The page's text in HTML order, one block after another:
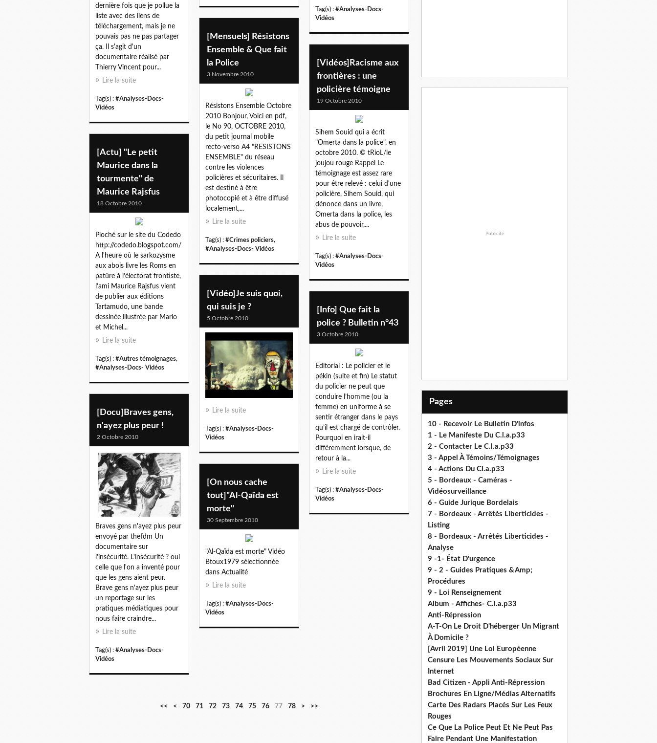
dernière fois que je pollue la
liste avec des liens de
téléchargement, mais je ne
pouvais pas ne pas partager
ça. Il s'agit d'un
documentaire réalisé par
Thierry Vincent pour...
Lire la suite
Tag(s) : #Analyses-Docs-
Vidéos
Tag(s) : #Analyses-Docs-
Vidéos
[Mensuels] Résistons
Ensemble & Que fait
la Police
3 Novembre 2010
Résistons Ensemble Octobre
2010 Bonjour, Voici en pdf,
le No 90, OCTOBRE 2010,
du petit journal mobile
recto-verso A4 "RESISTONS
ENSEMBLE" du réseau
contre les violences
policières et sécuritaires. Il
est destiné à être
photocopié et à être diffusé
localement,...
Lire la suite
Tag(s) : #Crimes policiers,
#Analyses-Docs- Vidéos
[Vidéos]Racisme aux
frontières : une
policière témoigne
19 Octobre 2010
Sihem Souid qui a écrit
"Omerta dans la police", en
octobre 2010. © tRioL/le
joujou rouge Rappel Le
témoignage est assez rare
pour être relevé : celui d'une
policière, Sihem Souid, qui
dénonce dans un livre,
Omerta dans la police, les
abus de pouvoir,...
Lire la suite
Tag(s) : #Analyses-Docs-
Vidéos
[Actu] "Le petit
Maurice dans la
tourmente" de
Maurice Rajsfus
18 Octobre 2010
Pioché sur le site du Codedo
http://codedo.blogspot.com/
A l'heure où le sarkozysme
aux abois livre les Roms en
patûre à l’électorat frontiste,
l’ami Maurice Rajsfus vient
de publier aux éditions
Tartamudo, une bande
dessinée illustrée par Mario
et Michel...
Lire la suite
Tag(s) : #Autres témoignages,
#Analyses-Docs- Vidéos
[Vidéo]Je suis quoi,
qui suis je ?
5 Octobre 2010
Lire la suite
Tag(s) : #Analyses-Docs-
Vidéos
[Info] Que fait la
police ? Bulletin n°43
3 Octobre 2010
Editorial : Le policier et le
pékin (suite et fin) Le statut
du policier ne peut que
conduire l’homme (ou la
femme) en uniforme à se
sentir étranger dans le pays
qu’il est chargé de contrôler.
Pourquoi en irait-il
différemment lorsque, de
retour à la...
Lire la suite
Tag(s) : #Analyses-Docs-
Vidéos
[Docu]Braves gens,
n'ayez plus peur !
2 Octobre 2010
Braves gens n'ayez plus peur
envoyé par thefdm Un
documentaire sur
l'insécurité. L'insécurité ? oui
celle que l'on a inventé pour
que les gens aient peur.
Brave gens n'ayez plus peur
un reportage sur les
pratiques médiatiques pour
nous faire craindre...
Lire la suite
Tag(s) : #Analyses-Docs-
Vidéos
[On nous cache
tout]"Al-Qaïda est
morte"
30 Septembre 2010
"Al-Qaïda est morte" Vidéo
Btoux1979 sélectionnée
dans Actualité
Lire la suite
Tag(s) : #Analyses-Docs-
Vidéos
<< <
1
2
3
4
5
6
70 71 72 73 74 75 76 77 78 > >>
Publicité
Pages
10 - Recevoir Le Bulletin D'infos
1 - Le Manifeste Du C.l.a.p33
2 - Contacter Le C.l.a.p33
3 - Appel À Témoins/Témoignages
4 - Actions Du Cl.a.p33
5 - Bordeaux - Caméras -
Vidéosurveillance
6 - Guide Jurique Bordelais
7 - Bordeaux - Arrêtés Liberticides -
Listing
8 - Bordeaux - Arrêtés Liberticides -
Analyse
9 -1- État D'urgence
9 - 2 - Guides Pratiques &Amp;
Procédures
9 - Loi Renseignement
Album - Affiches- C.l.a.p33
Anti-Répression
A-T-On Le Droit D'héberger Un Migrant
À Domicile ?
[Avril 2019] Une Loi Européenne
Censure Les Mouvements Sociaux Sur
Internet
Bad Citizen - Appli Anti-Répression
Brochures En Ligne/Médias Alternatifs
Carte Des Radars Placés Sur Les Feux
Rouges
Ce Que La Police Peut Et Ne Peut Pas
Faire Pendant Une Manifestation